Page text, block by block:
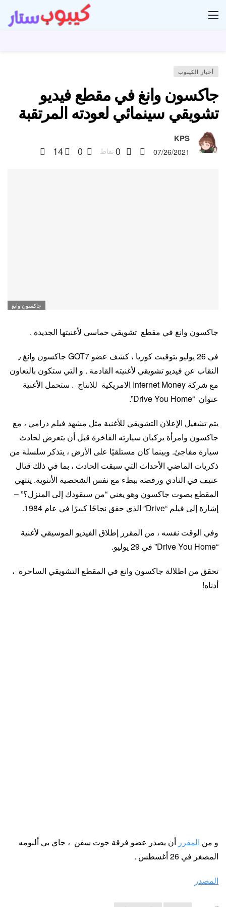
أخبار الكيبوب
جاكسون وانغ في مقطع فيديو
تشويقي سينمائي لعودته المرتقبة
KPS
07/26/2021
0 نقاط 0
14
جاكسون وانغ
جاكسون وانغ في مقطع تشويقي حماسي لأغنيتها الجديدة .
في 26 يوليو بتوقيت كوريا ، كشف عضو GOT7 جاكسون وانغ ٫
النقاب عن فيديو تشويقي لأغنيته القادمة . و التي ستكون بالتعاون
مع شركة Internet Money الامريكية للانتاج . ستحمل الأغنية
عنوان “Drive You Home”.
يتم تشغيل الإعلان التشويقي للأغنية مثل مشهد فيلم درامي ، مع
جاكسون وامرأة يركبان سيارته الفاخرة قبل أن يتعرض لحادث
سيارة مفاجئ. وبينما كان مستلقيًا على الأرض ، يتذكر سلسلة من
ذكريات الماضي الأحداث التي سبقت الحادث ، بما في ذلك قتال
عنيف في النادي ورقصه ببطء مع نفس الشخصية الأنثوية. ينتهي
المقطع بصوت جاكسون وهو يغني “من سيقودك إلى المنزل؟” –
إشارة إلى فيلم “Drive” الذي حقق نجاحًا كبيرًا في عام 1984.
وفي الوقت نفسه ، من المقرر إطلاق الفيديو الموسيقي لأغنية
“Drive You Home” في 29 يوليو.
تحقق من اطلالة جاكسون وانغ في المقطع التشويقي الساحرة ،
أدناه!
و من المقرر أن يصدر عضو فرقة جوت سفن ، جاي بي ألبومه
المصغر في 26 أغسطس .
المصدر